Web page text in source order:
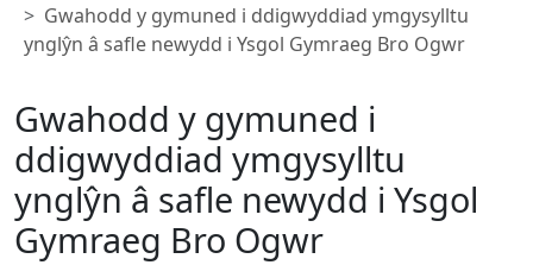
Gwahodd y gymuned i ddigwyddiad ymgysylltu
ynglŷn â safle newydd i Ysgol Gymraeg Bro Ogwr
Gwahodd y gymuned i
ddigwyddiad ymgysylltu
ynglŷn â safle newydd i Ysgol
Gymraeg Bro Ogwr